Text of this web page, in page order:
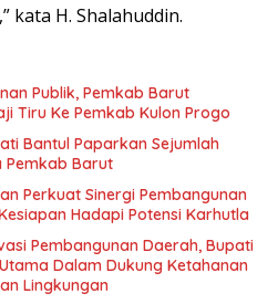
kata H. Shalahuddin.
Publik, Pemkab Barut
Tiru Ke Pemkab Kulon Progo
Bantul Paparkan Sejumlah
Pemkab Barut
Perkuat Sinergi Pembangunan
Hadapi Potensi Karhutla
Pembangunan Daerah, Bupati
Dalam Dukung Ketahanan
Lingkungan